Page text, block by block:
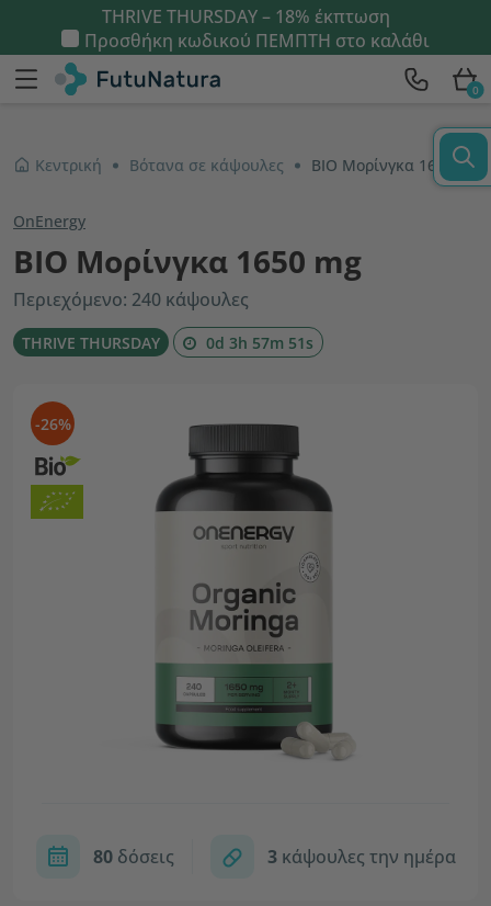
THRIVE THURSDAY – 18% έκπτωση
Προσθήκη κωδικού ΠΕΜΠΤΗ στο καλάθι
0
Κεντρική Βότανα σε κάψουλες BIO Μορίνγκα 1650 mg
OnEnergy
BIO Μορίνγκα 1650 mg
Περιεχόμενο: 240 κάψουλες
THRIVE THURSDAY 0d 3h 57m 50s
-26%
80δόσεις 3κάψουλες την ημέρα